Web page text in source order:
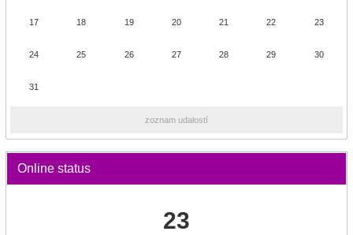
17 18 19 20 21 22 23
24 25 26 27 28 29 30
31
zoznam udalostí
Online status
23